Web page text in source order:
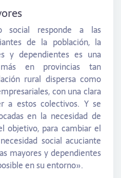
social responde a las
de la población, la
y dependientes es una
en provincias tan
rural dispersa como
con una clara
a estos colectivos. Y se
en la necesidad de
objetivo, para cambiar el
social acuciante
mayores y dependientes
en su entorno».